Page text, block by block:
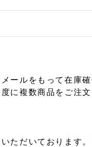
ールをもって在庫確
に複数商品をご注
ただいております